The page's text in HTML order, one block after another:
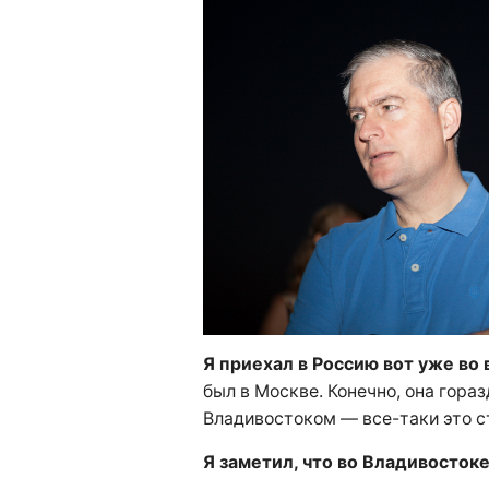
Я приехал в Россию вот уже во
был в Москве. Конечно, она
Владивостоком — все-таки это
Я заметил, что во